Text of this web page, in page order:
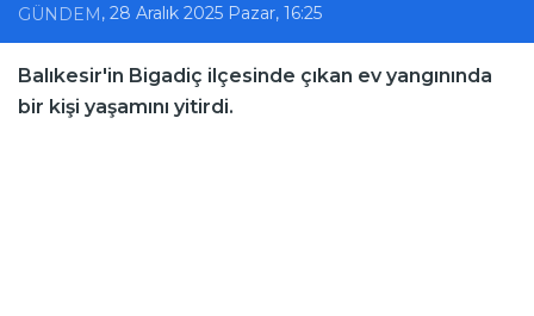
GÜNDEM, 28 Aralık 2025 Pazar, 16:25
Balıkesir'in Bigadiç ilçesinde çıkan ev yangınında
bir kişi yaşamını yitirdi.